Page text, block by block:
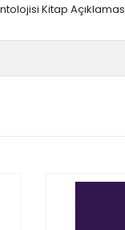
Kitap